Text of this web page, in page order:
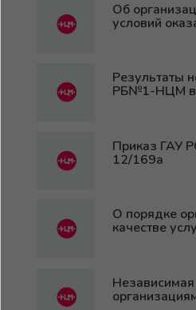
Об
условий
Результаты
РБ№1-НЦМ в
Приказ ГАУ
12/169а
О порядке
качестве